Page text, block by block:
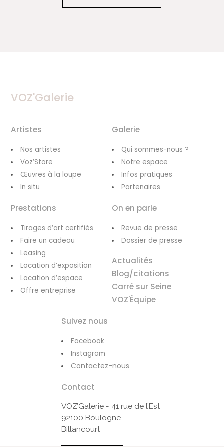
VOZ'Galerie
Artistes
Nos artistes
Voz’Store
Œuvres à la loupe
In situ
Galerie
Qui sommes-nous ?
Notre espace
Infos pratiques
Partenaires
Prestations
Tirages d’art certifiés
Faire un cadeau
Leasing
Location d’exposition
Location d’espace
Offre entreprise
On en parle
Revue de presse
Dossier de presse
Actualités
Blog/citations
Carré sur Seine
VOZ'Équipe
Suivez nous
Facebook
Instagram
Contactez-nous
Contact
VOZ’Galerie - 41 rue de l’Est
92100 Boulogne-
Billancourt